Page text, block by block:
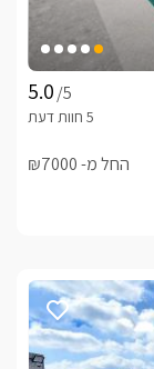
/5
החל מ- ₪7000